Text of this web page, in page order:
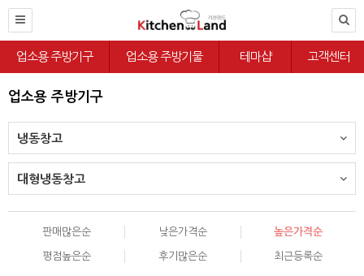
업소용 주방기구 업소용 주방기물 테마샵 고객센터
업소용 주방기구
냉동창고
대형냉동창고
판매많은순 낮은가격순 높은가격순
평점높은순 후기많은순 최근등록순